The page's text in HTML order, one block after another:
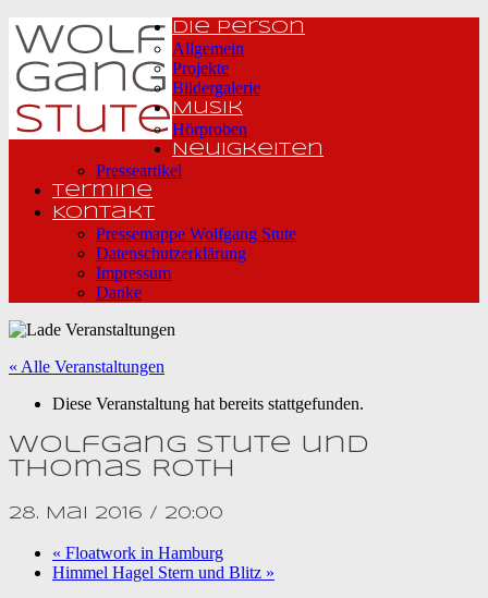
Die Person
Allgemein
Projekte
Bildergalerie
Musik
Hörproben
Neuigkeiten
Presseartikel
Termine
Kontakt
Pressemappe Wolfgang Stute
Datenschutzerklärung
Impressum
Danke
« Alle Veranstaltungen
Diese Veranstaltung hat bereits stattgefunden.
Wolfgang Stute und
Thomas Roth
28. Mai 2016 / 20:00
« Floatwork in Hamburg
Himmel Hagel Stern und Blitz »